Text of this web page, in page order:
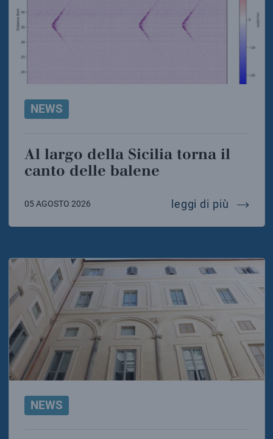
NEWS
Al largo della Sicilia torna il
canto delle balene
05 AGOSTO 2026 leggi di più al
NEWS